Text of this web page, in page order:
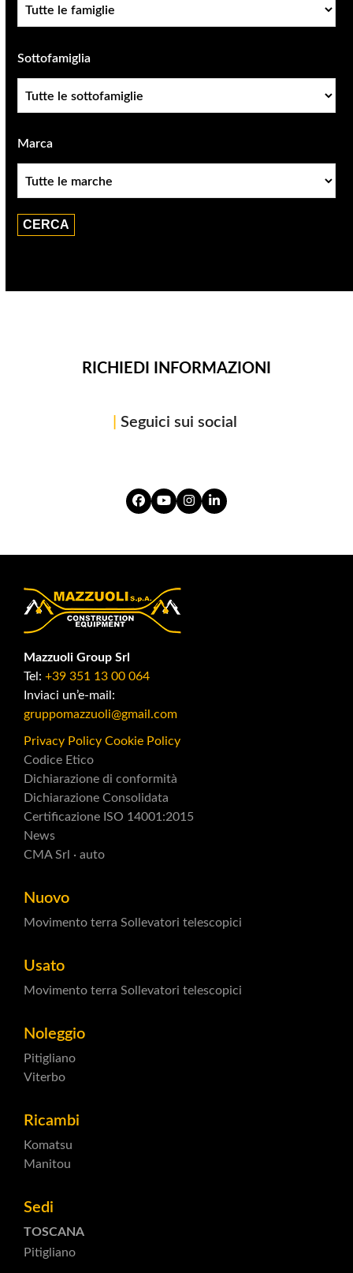
Sottofamiglia
Marca
RICHIEDI INFORMAZIONI
Seguici sui social
Facebook
YouTubeInstagram
LinkedIn
Mazzuoli Group Srl
Tel: +39 351 13 00 064
Inviaci un’e-mail:
gruppomazzuoli@gmail.com
Privacy Policy Cookie Policy
Codice Etico
Dichiarazione di conformità
Dichiarazione Consolidata
Certificazione ISO 14001:2015
News
CMA Srl · auto
Nuovo
Movimento terra Sollevatori telescopici
Usato
Movimento terra Sollevatori telescopici
Noleggio
Pitigliano
Viterbo
Ricambi
Komatsu
Manitou
Sedi
TOSCANA
Pitigliano